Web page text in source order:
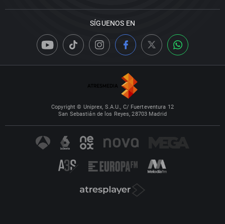
SÍGUENOS EN
Copyright © Uniprex, S.A.U., C/ Fuerteventura 12
San Sebastián de los Reyes, 28703 Madrid